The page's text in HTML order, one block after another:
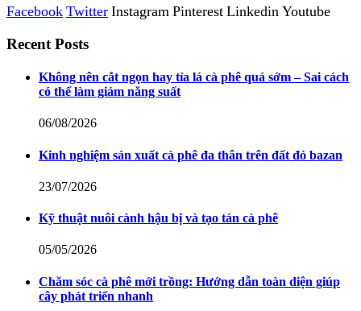
Facebook Twitter Instagram Pinterest Linkedin Youtube
Recent Posts
Không nên cắt ngọn hay tỉa lá cà phê quá sớm – Sai cách
có thể làm giảm năng suất
06/08/2026
Kinh nghiệm sản xuất cà phê đa thân trên đất đỏ bazan
23/07/2026
Kỹ thuật nuôi cành hậu bị và tạo tán cà phê
05/05/2026
Chăm sóc cà phê mới trồng: Hướng dẫn toàn diện giúp
cây phát triển nhanh